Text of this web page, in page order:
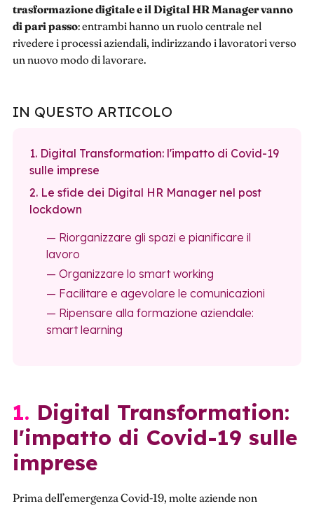
trasformazione digitale e il Digital HR Manager vanno
di pari passo: entrambi hanno un ruolo centrale nel
rivedere i processi aziendali, indirizzando i lavoratori verso
un nuovo modo di lavorare.
IN QUESTO ARTICOLO
1. Digital Transformation: l'impatto di Covid-19
sulle imprese
2. Le sfide dei Digital HR Manager nel post
lockdown
— Riorganizzare gli spazi e pianificare il
lavoro
— Organizzare lo smart working
— Facilitare e agevolare le comunicazioni
— Ripensare alla formazione aziendale:
smart learning
1. Digital Transformation:
l'impatto di Covid-19 sulle
imprese
Prima dell’emergenza Covid-19, molte aziende non